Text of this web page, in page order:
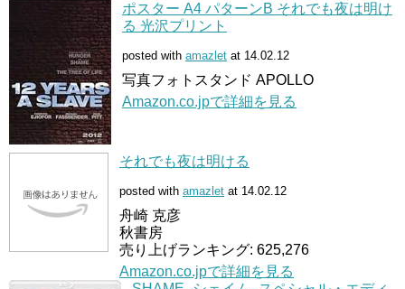
ポスター A4 パターンB それでも夜は明け
る 光沢プリント
posted with amazlet at 14.02.12
写真フォトスタンド APOLLO
Amazon.co.jpで詳細を見る
それでも夜は明ける
posted with amazlet at 14.02.12
舟崎 克彦
秋書房
売り上げランキング: 625,276
Amazon.co.jpで詳細を見る